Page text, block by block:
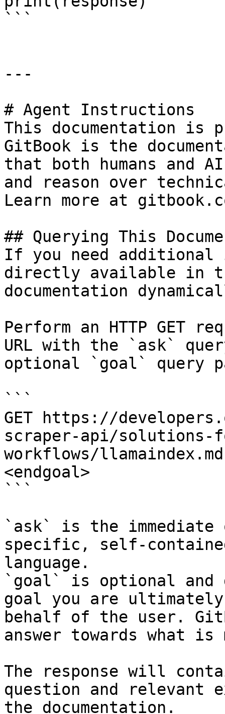
```
---
# Agent Instructions
This documentation is
GitBook is the
that both humans and
and reason over
Learn more at
## Querying This
If you need
directly available in
documentation
Perform an HTTP GET
URL with the `ask`
optional `goal` query
```
GET https://
scraper-api/
workflows/
<endgoal>
```
`ask` is the
specific, self-
language.
`goal` is optional and
goal you are
behalf of the user.
answer towards what
The response will
question and relevant
the documentation.